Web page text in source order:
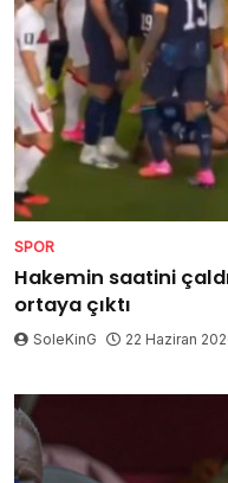
SPOR
Hakemin saatini
ortaya çıktı
SoleKinG 22 Haziran